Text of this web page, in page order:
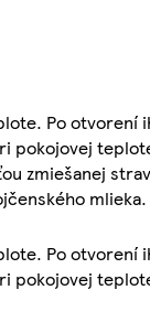
Po otvorení
pokojovej
zmiešanej
mlieka.
Po otvorení
pokojovej